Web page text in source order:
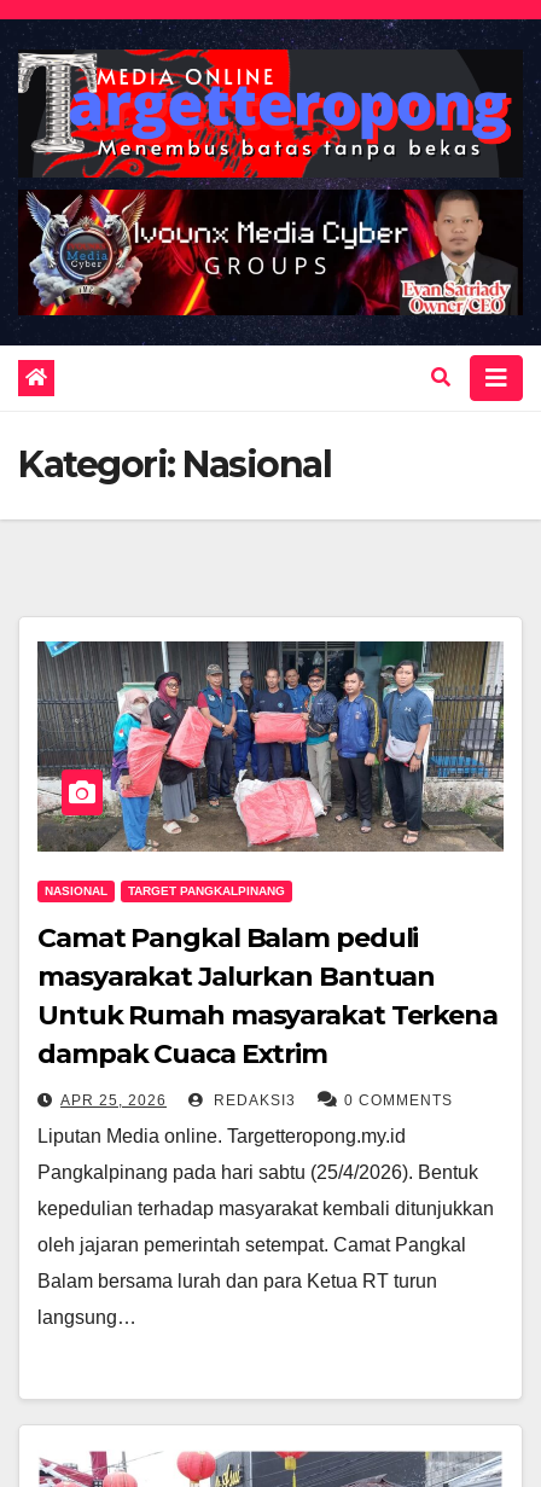
Skip
to
content
Kategori: Nasional
NASIONAL TARGET PANGKALPINANG
Camat Pangkal Balam peduli
masyarakat Jalurkan Bantuan
Untuk Rumah masyarakat Terkena
dampak Cuaca Extrim
APR 25, 2026 REDAKSI3 0 COMMENTS
Liputan Media online. Targetteropong.my.id
Pangkalpinang pada hari sabtu (25/4/2026). Bentuk
kepedulian terhadap masyarakat kembali ditunjukkan
oleh jajaran pemerintah setempat. Camat Pangkal
Balam bersama lurah dan para Ketua RT turun
langsung…